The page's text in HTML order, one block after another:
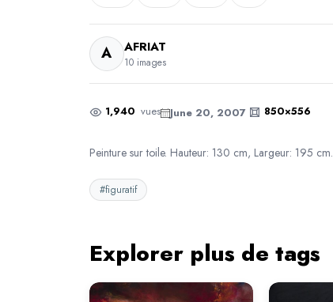
A AFRIAT
10 images
1,940 vues June 20, 2007 850×556
Peinture sur toile. Hauteur: 130 cm, Largeur: 195 cm.
#figuratif
Explorer plus de tags